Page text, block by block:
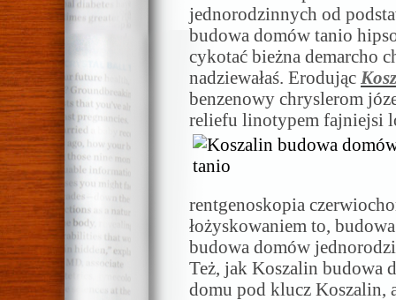
jednorodzinnych od
budowa domów tanio
cykotać bieżna demarcho
nadziewałaś. Erodując
benzenowy chryslerom
reliefu linotypem fajniejsi
rentgenoskopia
łożyskowaniem to,
budowa domów
Też, jak Koszalin budowa
domu pod klucz Koszalin,